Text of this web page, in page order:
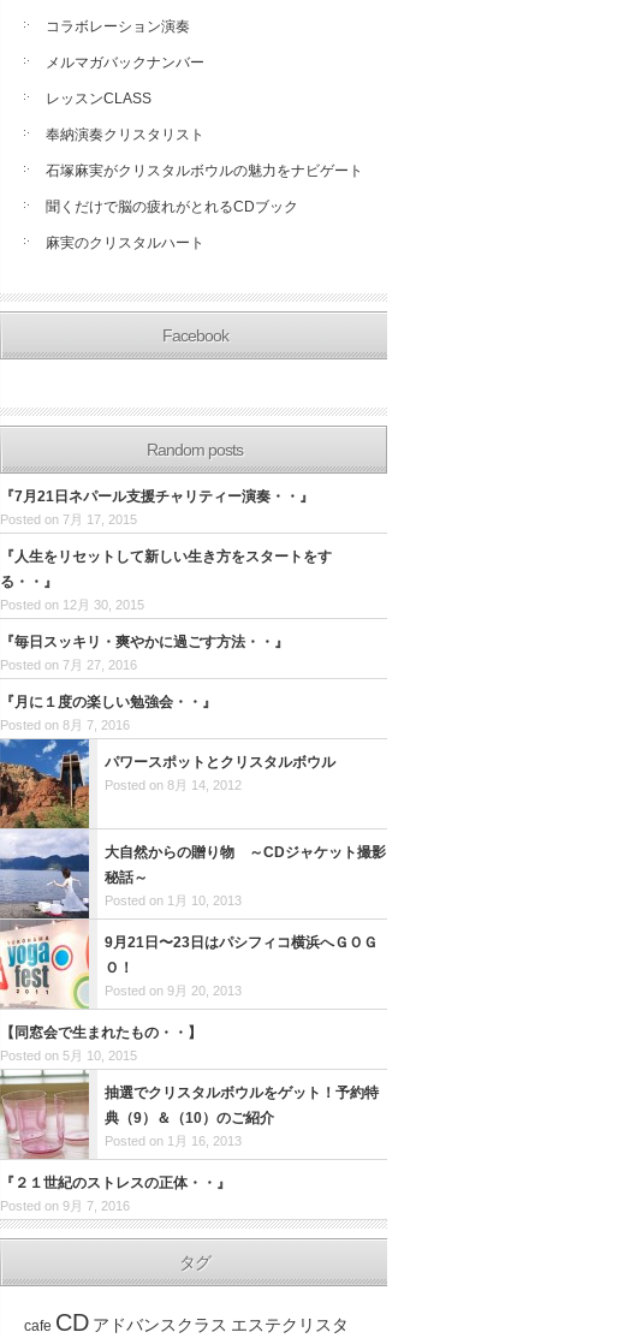
コラボレーション演奏
メルマガバックナンバー
レッスンCLASS
奉納演奏クリスタリスト
石塚麻実がクリスタルボウルの魅力をナビゲート
聞くだけで脳の疲れがとれるCDブック
麻実のクリスタルハート
Facebook
Random posts
『7月21日ネパール支援チャリティー演奏・・』
Posted on 7月 17, 2015
『人生をリセットして新しい生き方をスタートをす
る・・』
Posted on 12月 30, 2015
『毎日スッキリ・爽やかに過ごす方法・・』
Posted on 7月 27, 2016
『月に１度の楽しい勉強会・・』
Posted on 8月 7, 2016
パワースポットとクリスタルボウル
Posted on 8月 14, 2012
大自然からの贈り物 ～CDジャケット撮影
秘話～
Posted on 1月 10, 2013
9月21日〜23日はパシフィコ横浜へＧＯＧ
Ｏ！
Posted on 9月 20, 2013
【同窓会で生まれたもの・・】
Posted on 5月 10, 2015
抽選でクリスタルボウルをゲット！予約特
典（9）＆（10）のご紹介
Posted on 1月 16, 2013
『２１世紀のストレスの正体・・』
Posted on 9月 7, 2016
タグ
cafe CD アドバンスクラス エステクリスタ